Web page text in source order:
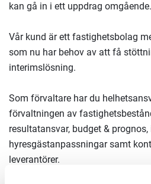
kan gå in i ett uppdrag
Vår kund är ett fastighetsbolag
som nu har behov av att få
interimslösning.
Som förvaltare har du
förvaltningen av
resultatansvar, budget &
hyresgästanpassningar samt
leverantörer.